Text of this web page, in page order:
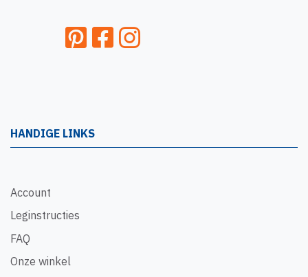
HANDIGE LINKS
Account
Leginstructies
FAQ
Onze winkel